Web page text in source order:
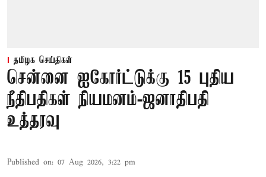
தமிழக செய்திகள்
சென்னை ஐகோர்ட்டுக்கு 15 புதிய
நீதிபதிகள் நியமனம்-ஜனாதிபதி
உத்தரவு
Published on: 07 Aug 2026, 3:22 pm